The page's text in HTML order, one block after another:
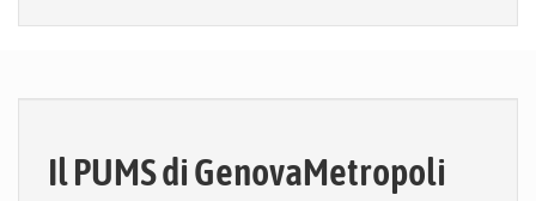
Il PUMS di GenovaMetropoli